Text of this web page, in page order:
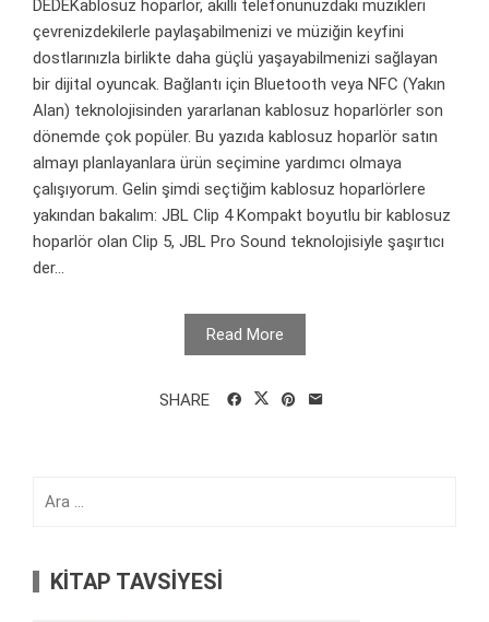
DEDEKablosuz hoparlör, akıllı telefonunuzdaki müzikleri
çevrenizdekilerle paylaşabilmenizi ve müziğin keyfini
dostlarınızla birlikte daha güçlü yaşayabilmenizi sağlayan
bir dijital oyuncak. Bağlantı için Bluetooth veya NFC (Yakın
Alan) teknolojisinden yararlanan kablosuz hoparlörler son
dönemde çok popüler. Bu yazıda kablosuz hoparlör satın
almayı planlayanlara ürün seçimine yardımcı olmaya
çalışıyorum. Gelin şimdi seçtiğim kablosuz hoparlörlere
yakından bakalım: JBL Clip 4 Kompakt boyutlu bir kablosuz
hoparlör olan Clip 5, JBL Pro Sound teknolojisiyle şaşırtıcı
der...
Read More
SHARE
KİTAP TAVSİYESİ